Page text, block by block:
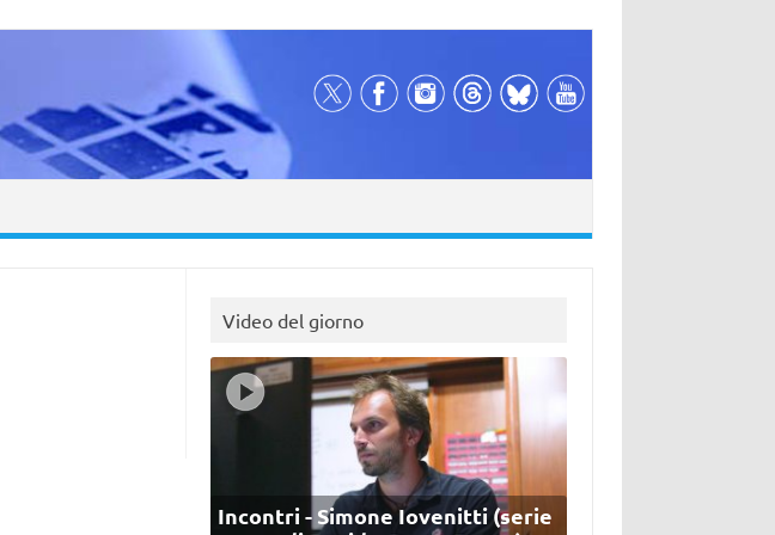
Video del giorno
Incontri - Simone Iovenitti (serie